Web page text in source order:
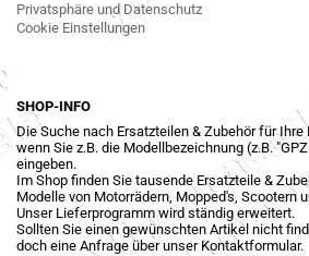
Privatsphäre und Datenschutz
Cookie Einstellungen
SHOP-INFO
Die Suche nach Ersatzteilen & Zubehör für
wenn Sie z.B. die Modellbezeichnung (z.B.
eingeben.
Im Shop finden Sie tausende Ersatzteile &
Modelle von Motorrädern, Mopped's, Scootern
Unser Lieferprogramm wird ständig erweitert.
Sollten Sie einen gewünschten Artikel nicht
doch eine Anfrage über unser Kontaktformular.